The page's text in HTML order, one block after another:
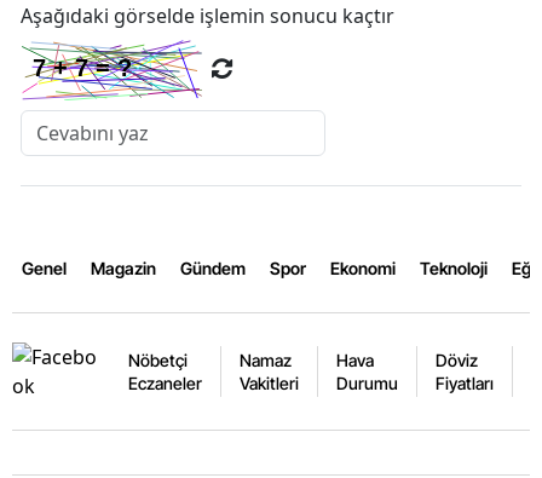
Aşağıdaki görselde işlemin sonucu kaçtır
Genel Magazin Gündem Spor Ekonomi Teknoloji
Nöbetçi
Eczaneler
Namaz
Vakitleri
Hava
Durumu
Döviz
Fiyatları